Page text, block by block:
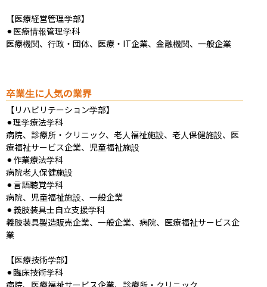
【医療経営管理学部】
⚫︎医療情報管理学科
医療機関、行政・団体、医療・IT企業、金融機関、一般企業
卒業生に人気の業界
【リハビリテーション学部】
⚫︎理学療法学科
病院、診療所・クリニック、老人福祉施設、老人保健施設、医
療福祉サービス企業、児童福祉施設
⚫︎作業療法学科
病院老人保健施設
⚫︎言語聴覚学科
病院、児童福祉施設、一般企業
⚫︎義肢装具士自立支援学科
義肢装具製造販売企業、一般企業、病院、医療福祉サービス企
業
【医療技術学部】
⚫︎臨床技術学科
病院、医療福祉サービス企業、診療所・クリニック